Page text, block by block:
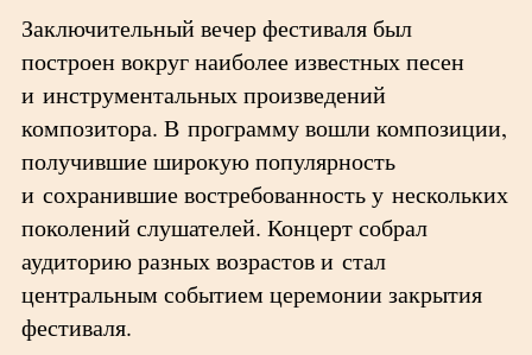
Заключительный вечер фестиваля был
построен вокруг наиболее известных песен
и инструментальных произведений
композитора. В программу вошли композиции,
получившие широкую популярность
и сохранившие востребованность у нескольких
поколений слушателей. Концерт собрал
аудиторию разных возрастов и стал
центральным событием церемонии закрытия
фестиваля.